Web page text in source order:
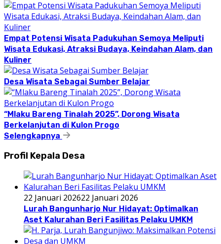
Empat Potensi Wisata Padukuhan Semoya Meliputi
Wisata Edukasi, Atraksi Budaya, Keindahan Alam, dan
Kuliner
Desa Wisata Sebagai Sumber Belajar
“Mlaku Bareng Tinalah 2025”, Dorong Wisata
Berkelanjutan di Kulon Progo
Selengkapnya
Profil Kepala Desa
22 Januari 202622 Januari 2026
Lurah Bangunharjo Nur Hidayat: Optimalkan
Aset Kalurahan Beri Fasilitas Pelaku UMKM